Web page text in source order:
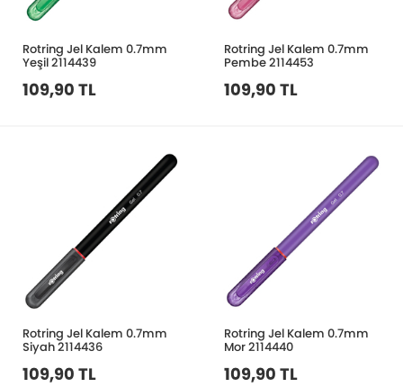
Rotring Jel Kalem 0.7mm
Yeşil 2114439
109,90 TL
Rotring Jel Kalem 0.7mm
Pembe 2114453
109,90 TL
Rotring Jel Kalem 0.7mm
Siyah 2114436
109,90 TL
Rotring Jel Kalem 0.7mm
Mor 2114440
109,90 TL